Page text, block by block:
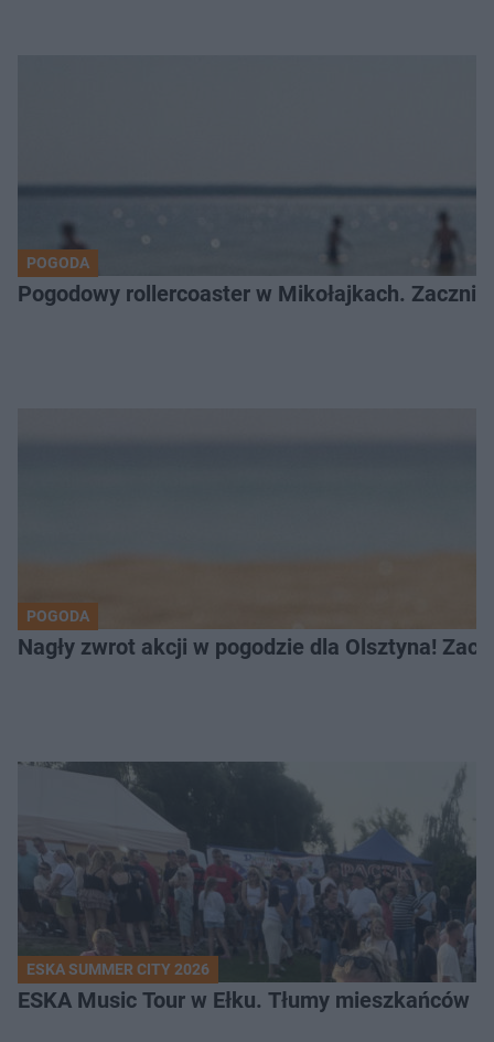
POGODA
Pogodowy rollercoaster w Mikołajkach.
POGODA
Nagły zwrot akcji w pogodzie dla Olsztyna!
ESKA SUMMER CITY 2026
ESKA Music Tour w Ełku. Tłumy mieszkańców